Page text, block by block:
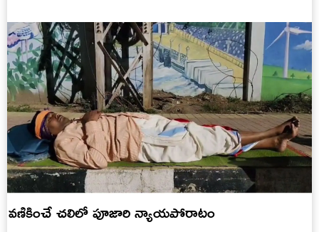
వణికించే చలిలో పూజారి న్యాయపోరాటం